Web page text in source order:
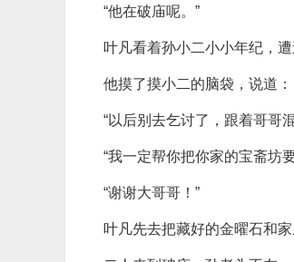
“他在破庙呢。”
叶凡看着孙小二小小年纪，遭
他摸了摸小二的脑袋，说道：
“以后别去乞讨了，跟着哥哥
“我一定帮你把你家的宝斋坊
“谢谢大哥哥！”
叶凡先去把藏好的金曜石和